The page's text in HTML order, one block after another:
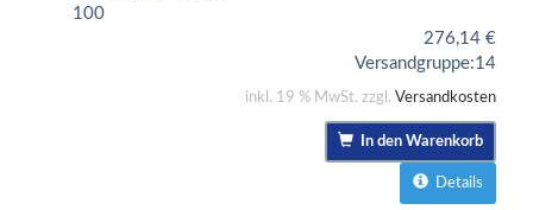
100
276,14 €
Versandgruppe:14
inkl. 19 % MwSt. zzgl. Versandkosten
In den Warenkorb
Details